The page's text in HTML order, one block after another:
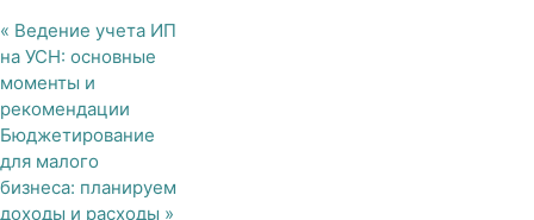
« Ведение учета ИП
на УСН: основные
моменты и
рекомендации
Бюджетирование
для малого
бизнеса: планируем
доходы и расходы »